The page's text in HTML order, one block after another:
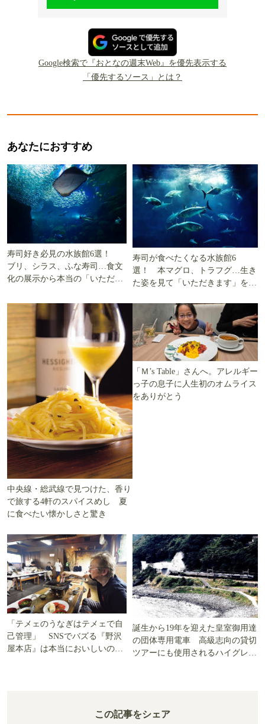
Google検索で『おとなの週末Web』を優先表示する
「優先するソース」とは？
あなたにおすすめ
寿司好き必見の水族館6選！
ブリ、シラス、ふな寿司…食文
化の展示から本当の「いただき
寿司が食べたくなる水族館6
選！ 本マグロ、トラフグ…生き
た姿を見て「いただきます」を考
中央線・総武線で見つけた、香り
で旅する4軒のスパイスめし 夏
に食べたい懐かしさと驚き
「Ｍ’s Table」さんへ。アレルギー
っ子の息子に人生初のオムライス
をありがとう
「テメェのうなぎはテメェで自
己管理」 SNSでバズる『野沢
屋本店』は本当においしいの
誕生から19年を迎えた皇室御用達
の団体専用電車 高級志向の貸切
ツアーにも使用されるハイグレー
この記事をシェア